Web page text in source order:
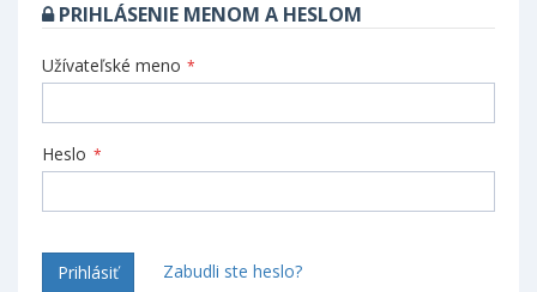
PRIHLÁSENIE MENOM A HESLOM
Užívateľské meno *
Heslo *
Prihlásiť Zabudli ste heslo?